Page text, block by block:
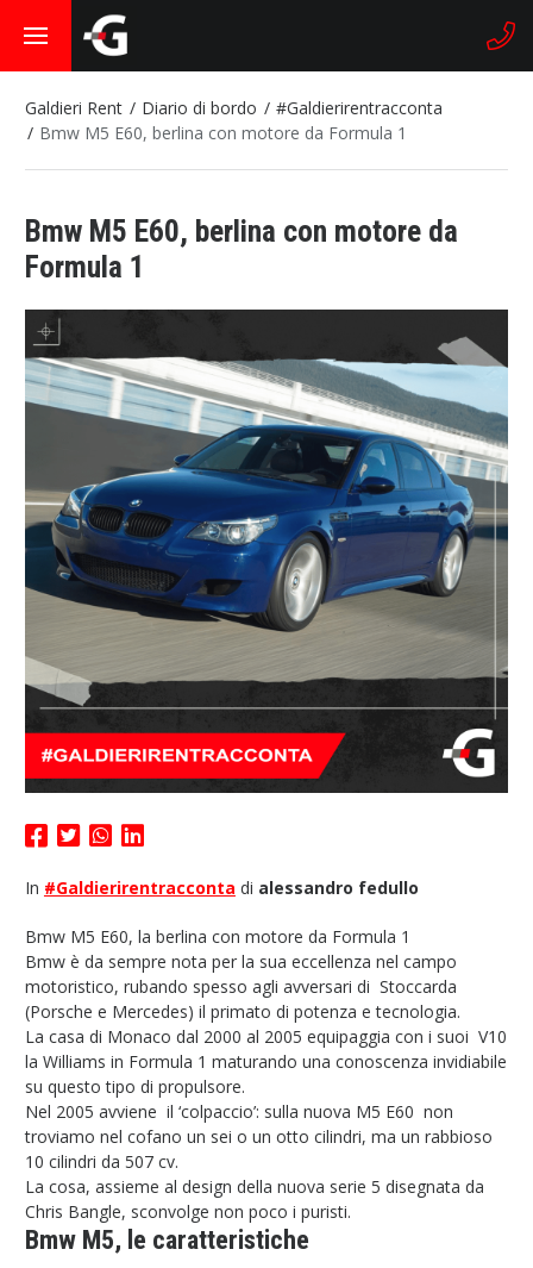
Galdieri Rent Diario di bordo
#Galdierirentracconta
Bmw M5 E60, berlina con motore da Formula 1
Bmw M5 E60, berlina con motore da
Formula 1
In #Galdierirentracconta di alessandro fedullo
Bmw M5 E60, la berlina con motore da Formula 1
Bmw è da sempre nota per la sua eccellenza nel campo
motoristico, rubando spesso agli avversari di Stoccarda
(Porsche e Mercedes) il primato di potenza e tecnologia.
La casa di Monaco dal 2000 al 2005 equipaggia con i suoi V10
la Williams in Formula 1 maturando una conoscenza invidiabile
su questo tipo di propulsore.
Nel 2005 avviene il ‘colpaccio’: sulla nuova M5 E60 non
troviamo nel cofano un sei o un otto cilindri, ma un rabbioso
10 cilindri da 507 cv.
La cosa, assieme al design della nuova serie 5 disegnata da
Chris Bangle, sconvolge non poco i puristi.
Bmw M5, le caratteristiche